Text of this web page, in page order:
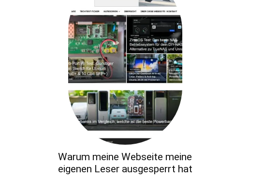
Warum meine Webseite meine
eigenen Leser ausgesperrt hat